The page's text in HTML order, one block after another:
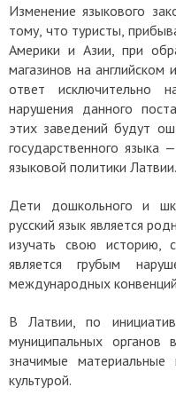
Изменение языкового
тому, что туристы,
Америки и Азии, при
магазинов на английском
ответ исключительно
нарушения данного
этих заведений будут
государственного языка
языковой политики Латвии.
Дети дошкольного и
русский язык является
изучать свою историю,
является грубым
международных
В Латвии, по
муниципальных органов
значимые материальные
культурой.